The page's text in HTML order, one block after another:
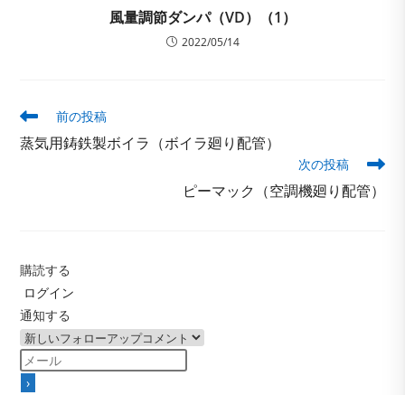
風量調節ダンパ（VD）（1）
2022/05/14
そ
の
他
前の投稿
蒸気用鋳鉄製ボイラ（ボイラ廻り配管）
次の投稿
ピーマック（空調機廻り配管）
購読する
ログイン
通知する